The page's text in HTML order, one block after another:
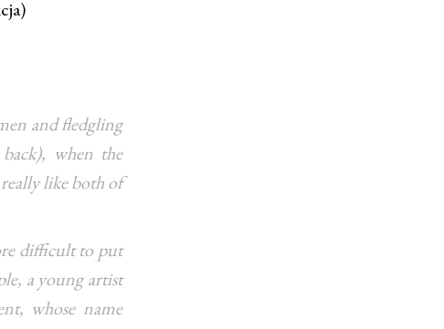
and fledgling
when the
like both of
difficult to put
a young artist
whose name